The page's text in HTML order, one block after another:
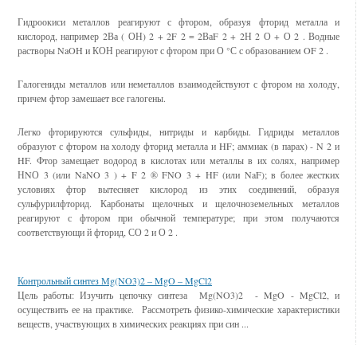
Гидроокиси металлов реагируют с фтором, образуя фторид металла и
кислород, например 2Ва ( ОН) 2 + 2F 2 = 2ВаF 2 + 2Н 2 О + О 2 . Водные
растворы NaOH и КОН реагируют с фтором при О °С с образованием OF 2 .
Галогениды металлов или неметаллов взаимодействуют с фтором на холоду,
причем фтор замешает все галогены.
Легко фторируются сульфиды, нитриды и карбиды. Гидриды металлов
образуют с фтором на холоду фторид металла и HF; аммиак (в парах) - N 2 и
HF. Фтор замещает водород в кислотах или металлы в их солях, например
НNО 3 (или NaNO 3 ) + F 2 ® FNO 3 + HF (или NaF); в более жестких
условиях фтор вытесняет кислород из этих соединений, образуя
сульфурилфторид. Карбонаты щелочных и щелочноземельных металлов
реагируют с фтором при обычной температуре; при этом получаются
соответствующи й фторид, СО 2 и О 2 .
Контрольный синтез Mg(NO3)2 – MgO – MgCl2
Цель работы: Изучить цепочку синтеза Mg(NO3)2 - MgO - MgCl2, и
осуществить ее на практике. Рассмотреть физико-химические характеристики
веществ, участвующих в химических реакциях при син ...